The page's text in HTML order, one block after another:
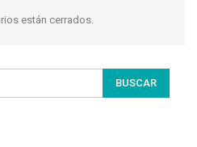
están cerrados.